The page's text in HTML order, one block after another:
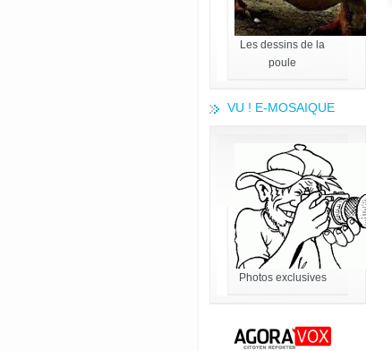
Les dessins de la
poule
VU ! E-MOSAIQUE
Photos exclusives